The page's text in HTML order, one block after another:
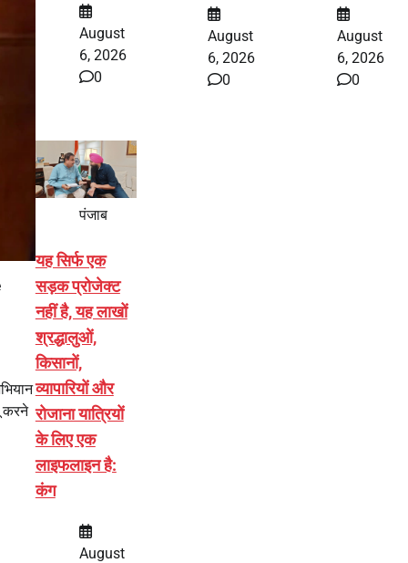
करने
August
6, 2026
0
August
6, 2026
0
August
6, 2026
0
पंजाब
यह सिर्फ एक
सड़क प्रोजेक्ट
नहीं है, यह लाखों
श्रद्धालुओं,
किसानों,
व्यापारियों और
रोजाना यात्रियों
के लिए एक
लाइफलाइन है:
कंग
August